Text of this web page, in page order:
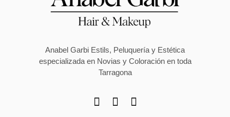
Anabel Garbi Estils, Peluquería y Estética
especializada en Novias y Coloración en toda
Tarragona